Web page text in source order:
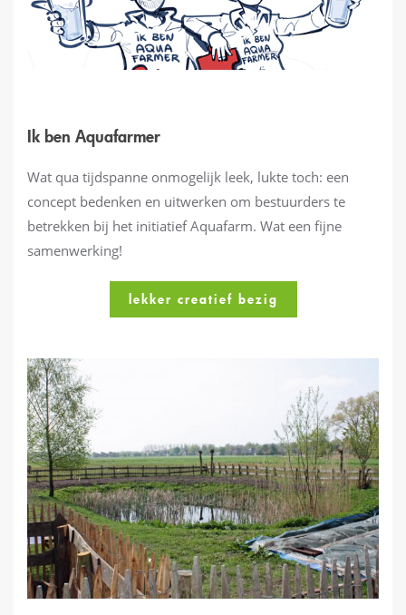
Ik ben Aquafarmer
Wat qua tijdspanne onmogelijk leek, lukte toch: een
concept bedenken en uitwerken om bestuurders te
betrekken bij het initiatief Aquafarm. Wat een fijne
samenwerking!
lekker creatief bezig